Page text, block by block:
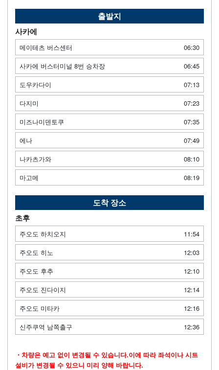
출발지
사카에
메이테츠 버스센터
06:30
사카에 버스터미널 8번 승차장
06:45
도우카다이
07:13
다지미
07:23
미즈나미덴토쿠
07:35
에나
07:49
나카츠가와
08:10
마고메
08:19
도착 장소
초후
주오도 하치오지
11:54
주오도 히노
12:03
주오도 후추
12:10
주오도 진다이지
12:14
주오도 미타카
12:16
신주쿠역 남쪽출구
12:36
・차량은 예고 없이 변경될 수 있습니다.이에 따라 좌석이나 시트
설비가 변경될 수 있으니 미리 양해 바랍니다.